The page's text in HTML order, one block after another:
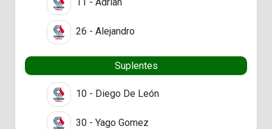
26 - Alejandro
Suplentes
10 - Diego De León
30 - Yago Gomez